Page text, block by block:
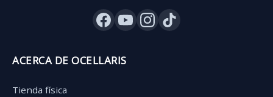
ACERCA DE OCELLARIS
Tienda física